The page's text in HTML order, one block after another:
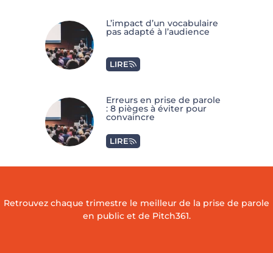
L’impact d’un vocabulaire
pas adapté à l’audience
LIRE
Erreurs en prise de parole
: 8 pièges à éviter pour
convaincre
LIRE
Retrouvez chaque trimestre le meilleur de la prise de parole
en public et de Pitch361.